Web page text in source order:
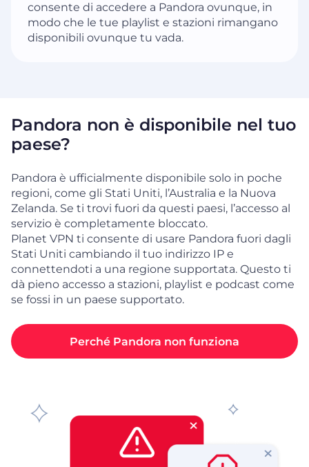
consente di accedere a Pandora ovunque, in
modo che le tue playlist e stazioni rimangano
disponibili ovunque tu vada.
Pandora non è disponibile nel tuo
paese?
Pandora è ufficialmente disponibile solo in poche
regioni, come gli Stati Uniti, l’Australia e la Nuova
Zelanda. Se ti trovi fuori da questi paesi, l’accesso al
servizio è completamente bloccato.
Planet VPN ti consente di usare Pandora fuori dagli
Stati Uniti cambiando il tuo indirizzo IP e
connettendoti a una regione supportata. Questo ti
dà pieno accesso a stazioni, playlist e podcast come
se fossi in un paese supportato.
Perché Pandora non funziona